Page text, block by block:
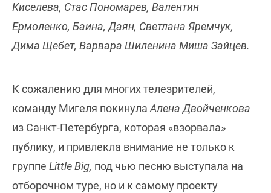
Киселева, Стаc Пономарев, Валентин
Ермоленко, Баина, Даян, Светлана Яремчук,
Дима Щебет, Варвара Шиленина Миша Зайцев.
К сожалению для многих телезрителей,
команду Мигеля покинулаАлена Двойченкова
из Санкт-Петербурга, которая «взорвала»
публику, и привлекла внимание не только к
группе Little Big, под чью песню выступала на
отборочном туре, но и к самому проекту